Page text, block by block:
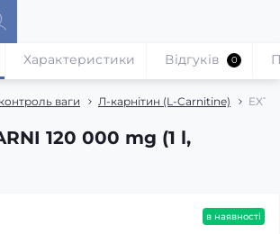
ваги Л-карнітин (L-Carnitine)
120 000 mg (1 l,
Характеристики Відгуків 0
в наявності